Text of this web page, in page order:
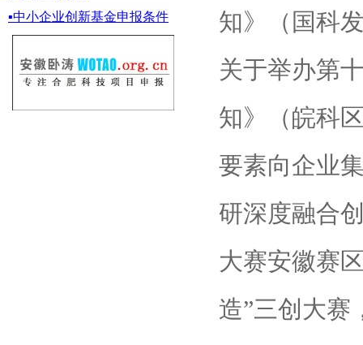
▪中小企业创新基金申报条件
知》（国科
关于举办第
知》（皖科
要素向企业
研深度融合
大赛安徽赛
造”三创大赛